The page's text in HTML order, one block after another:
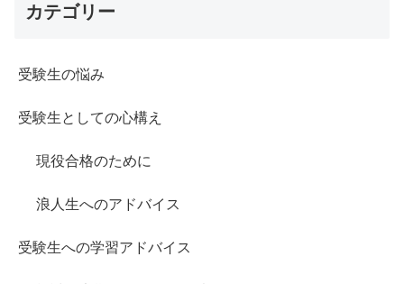
カテゴリー
受験生の悩み
受験生としての心構え
現役合格のために
浪人生へのアドバイス
受験生への学習アドバイス